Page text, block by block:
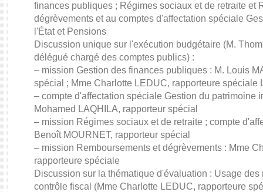
finances publiques ; Régimes sociaux et de retraite et
dégrèvements et au comptes d'affectation spéciale
l'État et Pensions
Discussion unique sur l'exécution budgétaire (M.
délégué chargé des comptes publics) :
– mission Gestion des finances publiques : M. Louis
spécial ; Mme Charlotte LEDUC, rapporteure spéciale
– compte d'affectation spéciale Gestion du patrimoine
Mohamed LAQHILA, rapporteur spécial
– mission Régimes sociaux et de retraite ; compte
Benoît MOURNET, rapporteur spécial
– mission Remboursements et dégrèvements : Mme
rapporteure spéciale
Discussion sur la thématique d'évaluation : Usage
contrôle fiscal (Mme Charlotte LEDUC, rapporteure